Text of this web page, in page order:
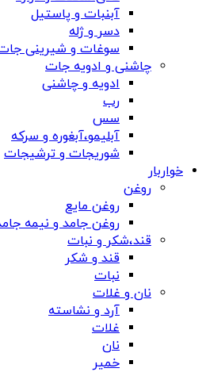
آبنبات و پاستیل
دسر و ژله
سوغات و شیرینی
چاشنی و ادویه جات
ادویه و چاشنی
رب
سس
آبلیمو،آبغوره و سرکه
شوریجات و ترشیجات
خواربار
روغن
روغن مایع
روغن جامد و نیمه
قند،شکر و نبات
قند و شکر
نبات
نان و غلات
آرد و نشاسته
غلات
نان
خمیر